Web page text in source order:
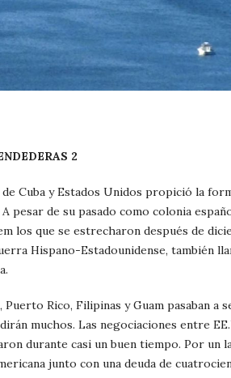
2
Cuba y Estados Unidos propició la
pesar de su pasado como colonia
los que se estrecharon después de
Hispano-Estadounidense, también
Rico, Filipinas y Guam pasaban
muchos. Las negociaciones entre
durante casi un buen tiempo. Por un
junto con una deuda de